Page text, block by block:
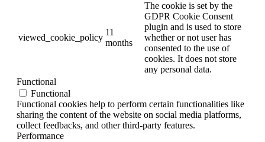
viewed_cookie_policy
11
months
The cookie is set by the
GDPR Cookie Consent
plugin and is used to store
whether or not user has
consented to the use of
cookies. It does not store
any personal data.
Functional
Functional
Functional cookies help to perform certain functionalities like
sharing the content of the website on social media platforms,
collect feedbacks, and other third-party features.
Performance